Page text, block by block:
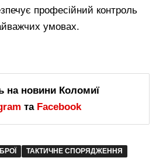
професійний контроль
умовах.
на новини Коломиї
та Facebook
ТАКТИЧНЕ СПОРЯДЖЕННЯ